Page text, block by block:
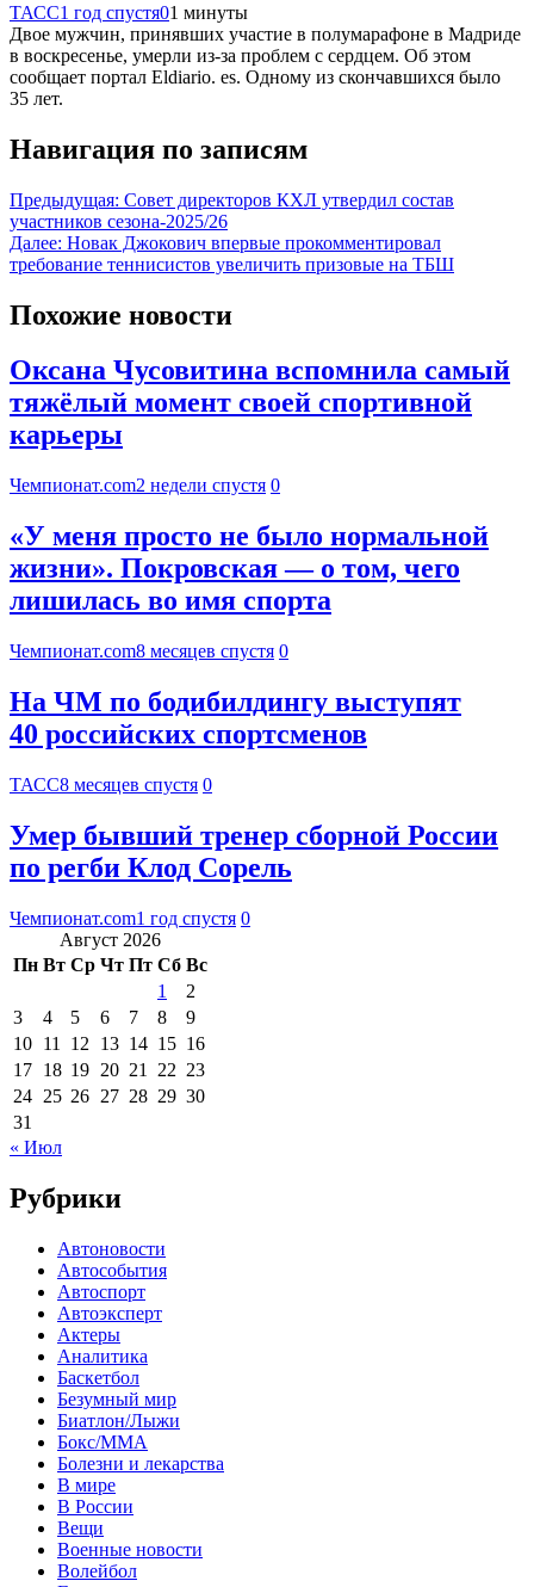
ТАСС1 год спустя01 минуты
Двое мужчин, принявших участие в полумарафоне в Мадриде
в воскресенье, умерли из-за проблем с сердцем. Об этом
сообщает портал Eldiario. es. Одному из скончавшихся было
35 лет.
Навигация по записям
Предыдущая: Совет директоров КХЛ утвердил состав
участников сезона-2025/26
Далее: Новак Джокович впервые прокомментировал
требование теннисистов увеличить призовые на ТБШ
Похожие новости
Оксана Чусовитина вспомнила самый
тяжёлый момент своей спортивной
карьеры
Чемпионат.com2 недели спустя 0
«У меня просто не было нормальной
жизни». Покровская — о том, чего
лишилась во имя спорта
Чемпионат.com8 месяцев спустя 0
На ЧМ по бодибилдингу выступят
40 российских спортсменов
ТАСС8 месяцев спустя 0
Умер бывший тренер сборной России
по регби Клод Сорель
Чемпионат.com1 год спустя 0
Август 2026
Пн Вт Ср Чт Пт Сб Вс
1
2
3
4 5 6 7 8
9
10 11 12 13 14 15 16
17 18 19 20 21 22 23
24 25 26 27 28 29 30
31
« Июл
Рубрики
Автоновости
Автособытия
Автоспорт
Автоэксперт
Актеры
Аналитика
Баскетбол
Безумный мир
Биатлон/Лыжи
Бокс/MMA
Болезни и лекарства
В мире
В России
Вещи
Военные новости
Волейбол